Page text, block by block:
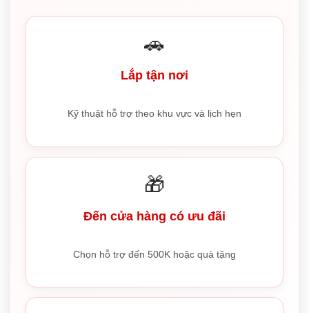
🚗
Lắp tận nơi
Kỹ thuật hỗ trợ theo khu vực và lịch hẹn
🎁
Đến cửa hàng có ưu đãi
Chọn hỗ trợ đến 500K hoặc quà tặng